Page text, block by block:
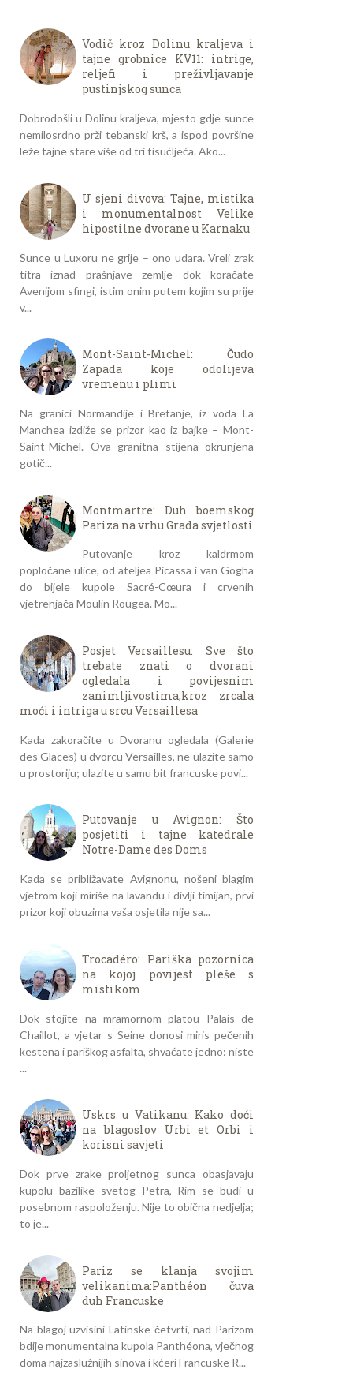
Vodič kroz Dolinu kraljeva i
tajne grobnice KV11: intrige,
reljefi i preživljavanje
pustinjskog sunca
Dobrodošli u Dolinu kraljeva, mjesto gdje sunce
nemilosrdno prži tebanski krš, a ispod površine
leže tajne stare više od tri tisućljeća. Ako...
U sjeni divova: Tajne, mistika
i monumentalnost Velike
hipostilne dvorane u Karnaku
Sunce u Luxoru ne grije – ono udara. Vreli zrak
titra iznad prašnjave zemlje dok koračate
Avenijom sfingi, istim onim putem kojim su prije
v...
Mont-Saint-Michel: Čudo
Zapada koje odolijeva
vremenu i plimi
Na granici Normandije i Bretanje, iz voda La
Manchea izdiže se prizor kao iz bajke – Mont-
Saint-Michel. Ova granitna stijena okrunjena
gotič...
Montmartre: Duh boemskog
Pariza na vrhu Grada svjetlosti
Putovanje kroz kaldrmom
popločane ulice, od ateljea Picassa i van Gogha
do bijele kupole Sacré-Cœura i crvenih
vjetrenjača Moulin Rougea. Mo...
Posjet Versaillesu: Sve što
trebate znati o dvorani
ogledala i povijesnim
zanimljivostima,kroz zrcala
moći i intriga u srcu Versaillesa
Kada zakoračite u Dvoranu ogledala (Galerie
des Glaces) u dvorcu Versailles, ne ulazite samo
u prostoriju; ulazite u samu bit francuske povi...
Putovanje u Avignon: Što
posjetiti i tajne katedrale
Notre-Dame des Doms
Kada se približavate Avignonu, nošeni blagim
vjetrom koji miriše na lavandu i divlji timijan, prvi
prizor koji obuzima vaša osjetila nije sa...
Trocadéro: Pariška pozornica
na kojoj povijest pleše s
mistikom
Dok stojite na mramornom platou Palais de
Chaillot, a vjetar s Seine donosi miris pečenih
kestena i pariškog asfalta, shvaćate jedno: niste
...
Uskrs u Vatikanu: Kako doći
na blagoslov Urbi et Orbi i
korisni savjeti
Dok prve zrake proljetnog sunca obasjavaju
kupolu bazilike svetog Petra, Rim se budi u
posebnom raspoloženju. Nije to obična nedjelja;
to je...
Pariz se klanja svojim
velikanima:Panthéon čuva
duh Francuske
Na blagoj uzvisini Latinske četvrti, nad Parizom
bdije monumentalna kupola Panthéona, vječnog
doma najzaslužnijih sinova i kćeri Francuske R...